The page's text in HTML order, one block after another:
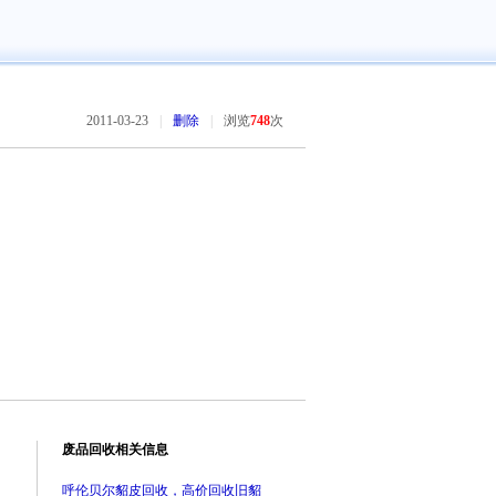
2011-03-23 删除 浏览748次
废品回收相关信息
呼伦贝尔貂皮回收，高价回收旧貂